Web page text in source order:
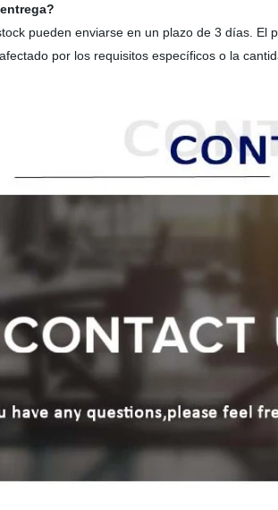
pueden enviarse en un plazo de 3 días.
por los requisitos específicos o la